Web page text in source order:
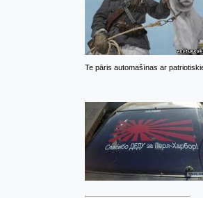
Te pāris automašīnas ar